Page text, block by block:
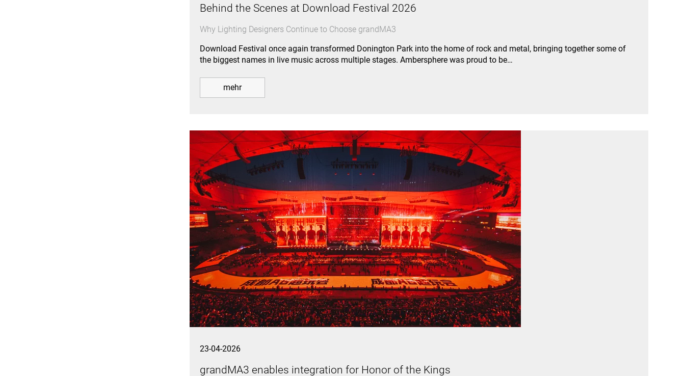
Behind the Scenes at Download Festival 2026
Why Lighting Designers Continue to Choose grandMA3
Download Festival once again transformed Donington Park into the home of rock and metal, bringing together some of
the biggest names in live music across multiple stages. Ambersphere was proud to be…
mehr
23-04-2026
grandMA3 enables integration for Honor of the Kings